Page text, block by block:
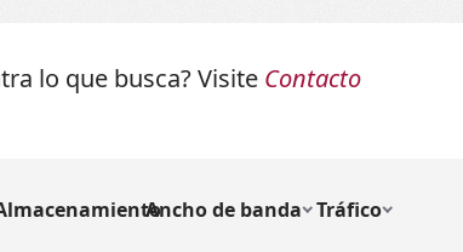
lo que busca? Visite Contacto
Ancho de banda Tráfico